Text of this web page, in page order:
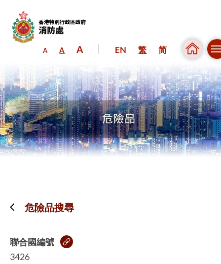
A A A EN 繁 简
危險品搜尋
聯合國編號
3426